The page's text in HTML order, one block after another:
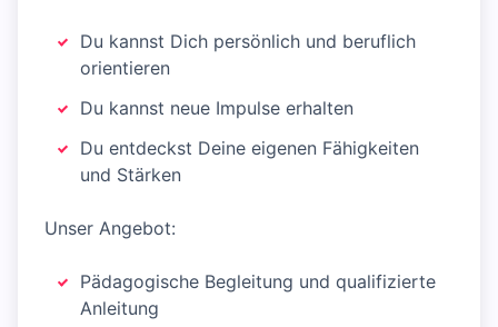
Du kannst Dich persönlich und beruflich
orientieren
Du kannst neue Impulse erhalten
Du entdeckst Deine eigenen Fähigkeiten
und Stärken
Unser Angebot:
Pädagogische Begleitung und qualifizierte
Anleitung